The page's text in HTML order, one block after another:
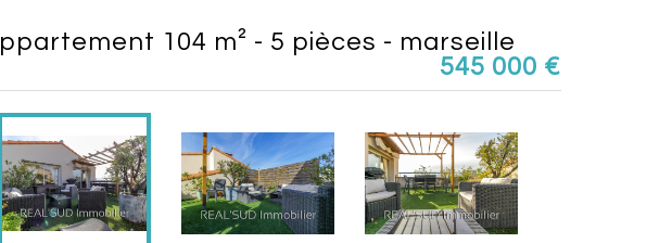
appartement 104 m² - 5 pièces - marseille
545 000 €